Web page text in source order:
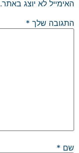
האימייל לא יוצג באתר.
התגובה שלך *
שם *